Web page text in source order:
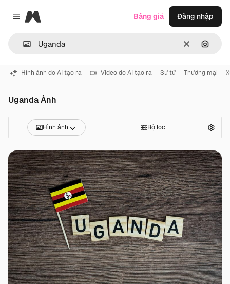
Close menu
Magnific
ThôngTìm
Bảng giá Đăng nhập
Hình ảnh do AI tạo ra Video do AI tạo ra Sư tử Thương mại
Uganda Ảnh
Hình ảnh Bộ lọc